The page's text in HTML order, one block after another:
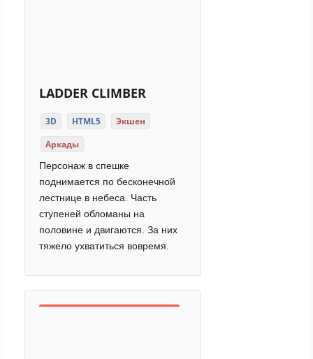
LADDER CLIMBER
3D HTML5
Экшен
Аркады
Персонаж в спешке
поднимается по бесконечной
лестнице в небеса. Часть
ступеней обломаны на
половине и двигаются. За них
тяжело ухватиться вовремя.